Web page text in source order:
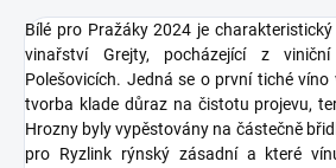
Bílé pro Pražáky 2024 je
vinařství Grejty, pocházející z
Polešovicích. Jedná se o první tiché
tvorba klade důraz na čistotu projevu,
Hrozny byly vypěstovány na částečně
pro Ryzlink rýnský zásadní a které